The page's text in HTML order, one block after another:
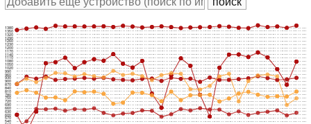
540
570
600
630
660
690
720
750
780
810
840
870
900
930
960
990
1020
1050
1080
1110
1140
1170
1200
1230
1260
1290
1320
1350
1380